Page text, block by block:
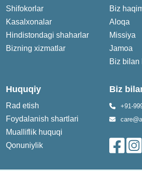
Shifokorlar
Kasalxonalar
Hindistondagi shaharlar
Bizning xizmatlar
Biz
Aloqa
Missiya
Jamoa
Biz bilan
Huquqiy
Rad etish
Foydalanish shartlari
Mualliflik huquqi
Qonuniylik
Biz
+91-